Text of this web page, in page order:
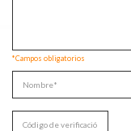
*Campos obligatorios